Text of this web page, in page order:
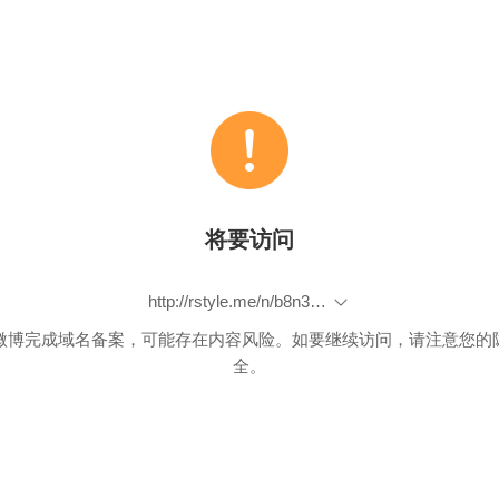
将要访问
http://rstyle.me/n/b8n3qabqf3x
博完成域名备案，可能存在内容风险。如要继续访问，请注意您的
全。